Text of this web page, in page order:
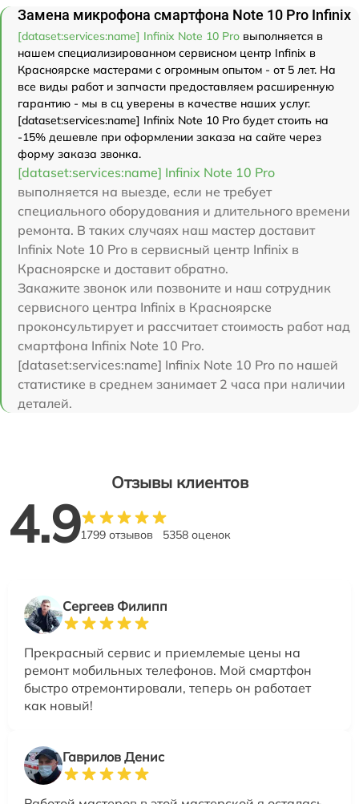
Замена микрофона смартфона Note 10 Pro Infinix
[dataset:services:name] Infinix Note 10 Pro выполняется в
нашем специализированном сервисном центр Infinix в
Красноярске мастерами с огромным опытом - от 5 лет. На
все виды работ и запчасти предоставляем расширенную
гарантию - мы в сц уверены в качестве наших услуг.
[dataset:services:name] Infinix Note 10 Pro будет стоить на
-15% дешевле при оформлении заказа на сайте через
форму заказа звонка.
[dataset:services:name] Infinix Note 10 Pro
выполняется на выезде, если не требует
специального оборудования и длительного времени
ремонта. В таких случаях наш мастер доставит
Infinix Note 10 Pro в сервисный центр Infinix в
Красноярске и доставит обратно.
Закажите звонок или позвоните и наш сотрудник
сервисного центра Infinix в Красноярске
проконсультирует и рассчитает стоимость работ над
смартфона Infinix Note 10 Pro.
[dataset:services:name] Infinix Note 10 Pro по нашей
статистике в среднем занимает 2 часа при наличии
деталей.
Отзывы клиентов
4.91799 отзывов 5358 оценок
Сергеев Филипп
Прекрасный сервис и приемлемые цены на
ремонт мобильных телефонов. Мой смартфон
быстро отремонтировали, теперь он работает
как новый!
Гаврилов Денис